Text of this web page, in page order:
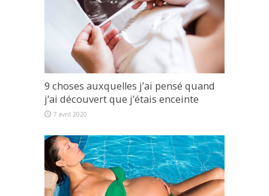
9 choses auxquelles j’ai pensé quand
j’ai découvert que j’étais enceinte
7 avril 2020